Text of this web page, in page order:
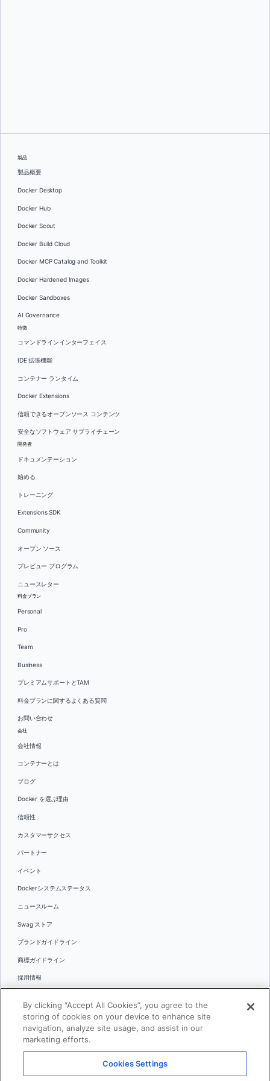
製品
製品概要
Docker Desktop
Docker Hub
Docker Scout
Docker Build Cloud
Docker MCP Catalog and Toolkit
Docker Hardened Images
Docker Sandboxes
AI Governance
特徴
コマンドラインインターフェイス
IDE 拡張機能
コンテナー ランタイム
Docker Extensions
信頼できるオープンソース コンテンツ
安全なソフトウェア サプライチェーン
開発者
ドキュメンテーション
始める
トレーニング
Extensions SDK
Community
オープン ソース
プレビュー プログラム
ニュースレター
料金プラン
Personal
Pro
Team
Business
プレミアムサポートとTAM
料金プランに関するよくある質問
お問い合わせ
会社
会社情報
コンテナーとは
ブログ
Docker を選ぶ理由
信頼性
カスタマーサクセス
パートナー
イベント
Dockerシステムステータス
ニュースルーム
Swag ストア
ブランドガイドライン
商標ガイドライン
採用情報
言語
日本語
By clicking “Accept All Cookies”, you agree to the
storing of cookies on your device to enhance site
navigation, analyze site usage, and assist in our
marketing efforts.
Cookies Settings